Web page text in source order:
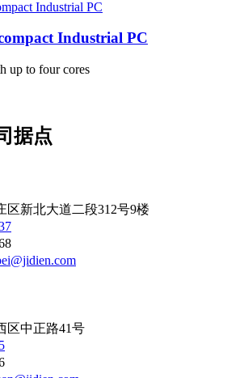
Industrial PC
to four cores
据点
区新北大道二段312号9楼
区中正路41号